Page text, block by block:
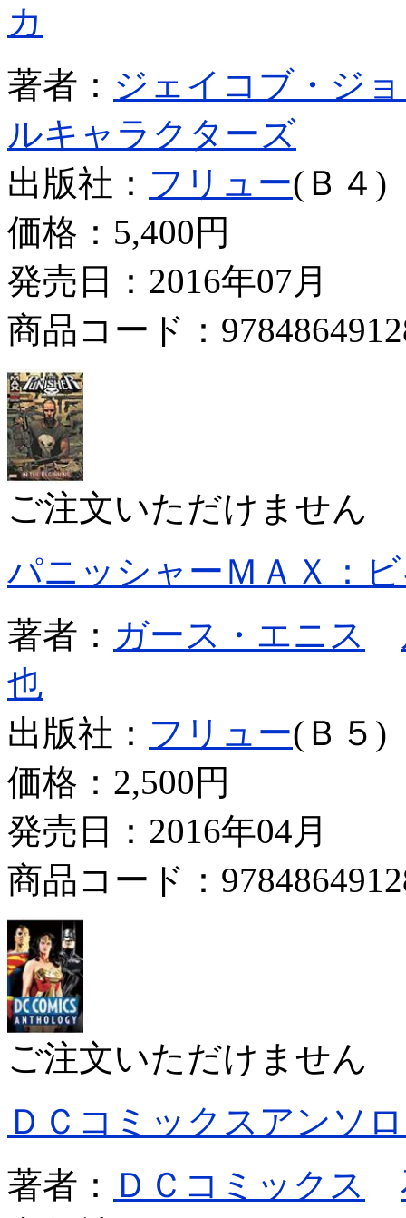
カ
著者： ジェイコブ・ジ
ルキャラクターズ
出版社： フリュー(Ｂ４)
価格： 5,400円
発売日：2016年07月
商品コード：
ご注文いただけません
パニッシャーＭＡＸ：
著者： ガース・エニス
也
出版社： フリュー(Ｂ５)
価格： 2,500円
発売日：2016年04月
商品コード：
ご注文いただけません
ＤＣコミックスアンソ
著者：
ＤＣコミックス